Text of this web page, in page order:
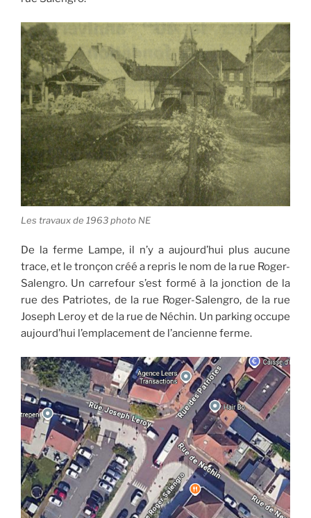
Les travaux de 1963 photo NE
De la ferme Lampe, il n’y a aujourd’hui plus aucune
trace, et le tronçon créé a repris le nom de la rue Roger-
Salengro. Un carrefour s’est formé à la jonction de la
rue des Patriotes, de la rue Roger-Salengro, de la rue
Joseph Leroy et de la rue de Néchin. Un parking occupe
aujourd’hui l’emplacement de l’ancienne ferme.